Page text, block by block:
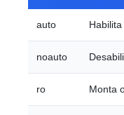
auto
noauto
ro Monta